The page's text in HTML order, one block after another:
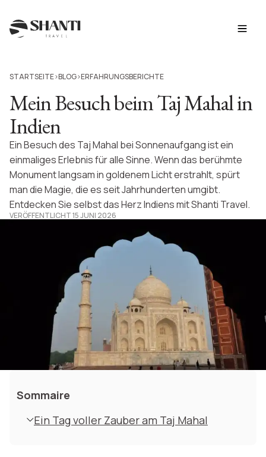
STARTSEITE>BLOG>ERFAHRUNGSBERICHTE
Mein Besuch beim Taj Mahal in
Indien
Ein Besuch des Taj Mahal bei Sonnenaufgang ist ein
einmaliges Erlebnis für alle Sinne. Wenn das berühmte
Monument langsam in goldenem Licht erstrahlt, spürt
man die Magie, die es seit Jahrhunderten umgibt.
Entdecken Sie selbst das Herz Indiens mit Shanti Travel.
VERÖFFENTLICHT 15 JUNI 2026
Sommaire
Ein Tag voller Zauber am Taj Mahal